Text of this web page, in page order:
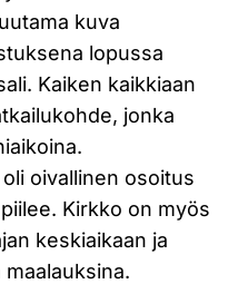
kuva
lopussa
Kaiken kaikkiaan
jonka
oivallinen osoitus
Kirkko on myös
keskiaikaan ja